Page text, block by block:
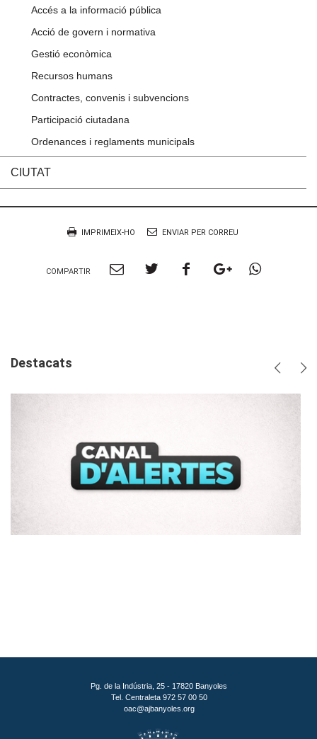
Accés a la informació pública
Acció de govern i normativa
Gestió econòmica
Recursos humans
Contractes, convenis i subvencions
Participació ciutadana
Ordenances i reglaments municipals
CIUTAT
Document
IMPRIMEIX-HO ENVIAR PER CORREU
COMPARTIR
CompartirCompartirCompartirCompartir
Destacats
Pg. de la Indústria, 25 - 17820 Banyoles
Tel. Centraleta 972 57 00 50
oac@ajbanyoles.org